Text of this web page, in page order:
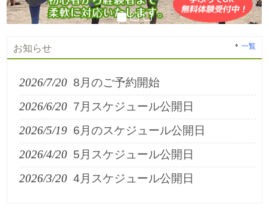
お知らせ 一覧
2026/7/20 8月のご予約開始
2026/6/20 7月スケジュール公開日
2026/5/19 6月のスケジュール公開日
2026/4/20 5月スケジュール公開日
2026/3/20 4月スケジュール公開日